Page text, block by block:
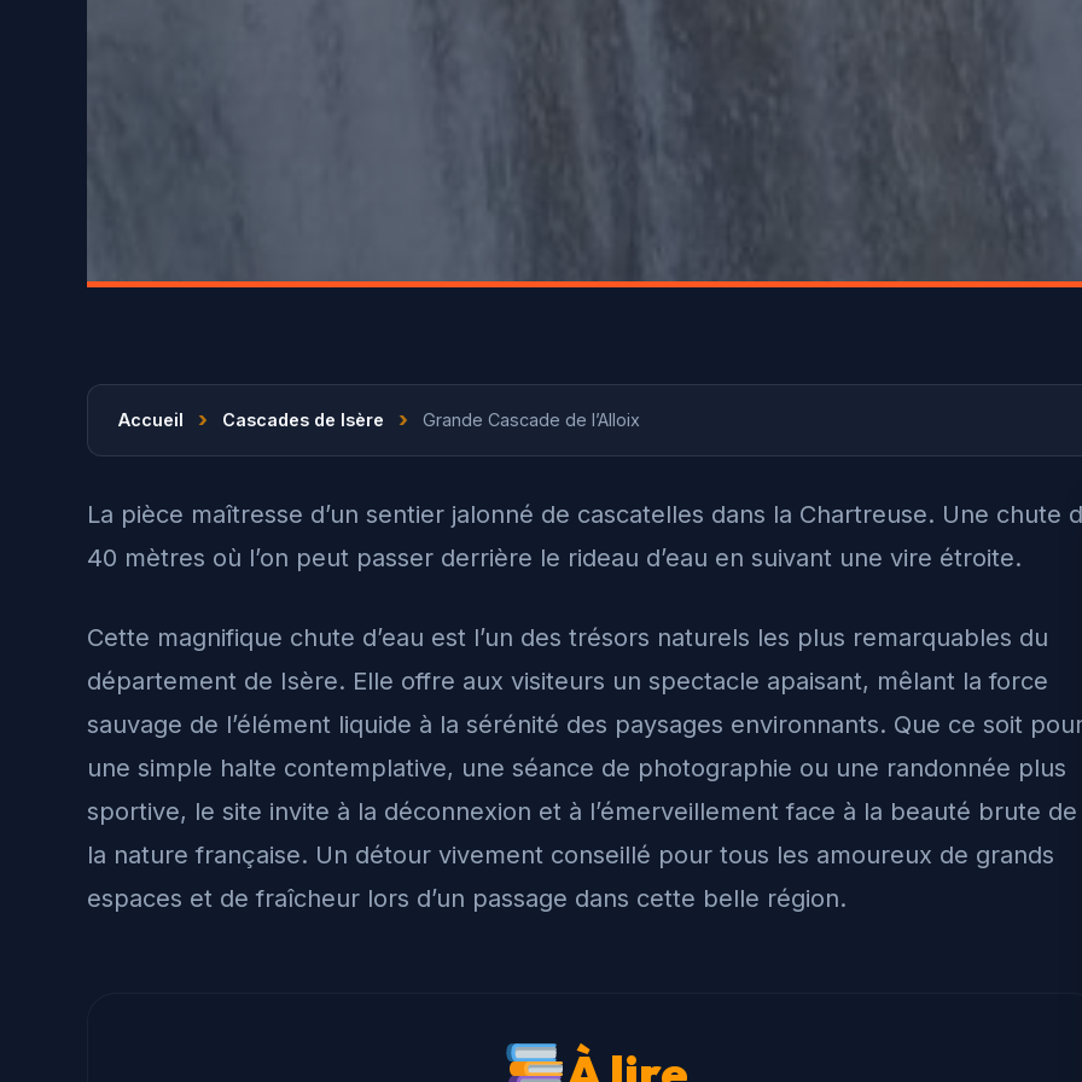
Accueil › Cascades de Isère › Grande Cascade de l’Alloix
La pièce maîtresse d’un sentier jalonné de cascatelles dans la Chartreuse. Une chute
40 mètres où l’on peut passer derrière le rideau d’eau en suivant une vire étroite.
Cette magnifique chute d’eau est l’un des trésors naturels les plus remarquables du
département de Isère. Elle offre aux visiteurs un spectacle apaisant, mêlant la force
sauvage de l’élément liquide à la sérénité des paysages environnants. Que ce soit
une simple halte contemplative, une séance de photographie ou une randonnée plus
sportive, le site invite à la déconnexion et à l’émerveillement face à la beauté brute de
la nature française. Un détour vivement conseillé pour tous les amoureux de grands
espaces et de fraîcheur lors d’un passage dans cette belle région.